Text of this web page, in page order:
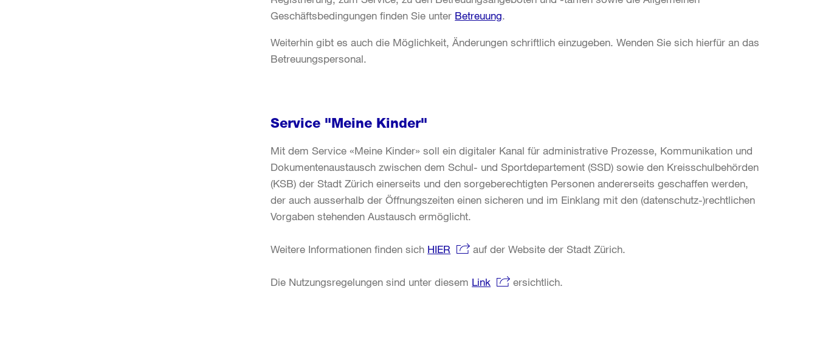
Geschäftsbedingungen finden Sie unter Betreuung.
Weiterhin gibt es auch die Möglichkeit, Änderungen schriftlich einzugeben. Wenden Sie sich hierfür an das
Betreuungspersonal.
Service "Meine Kinder"
Mit dem Service «Meine Kinder» soll ein digitaler Kanal für administrative Prozesse, Kommunikation und
Dokumentenaustausch zwischen dem Schul- und Sportdepartement (SSD) sowie den Kreisschulbehörden
(KSB) der Stadt Zürich einerseits und den sorgeberechtigten Personen andererseits geschaffen werden,
der auch ausserhalb der Öffnungszeiten einen sicheren und im Einklang mit den (datenschutz-)rechtlichen
Vorgaben stehenden Austausch ermöglicht.
Weitere Informationen finden sich HIER auf der Website der Stadt Zürich.
Die Nutzungsregelungen sind unter diesem Link ersichtlich.